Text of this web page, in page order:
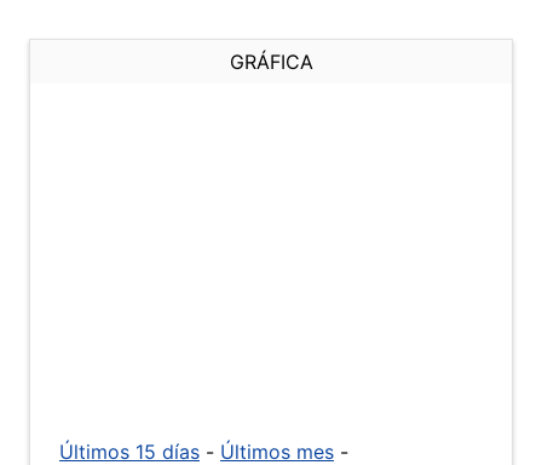
GRÁFICA
Últimos 15 días - Últimos mes -